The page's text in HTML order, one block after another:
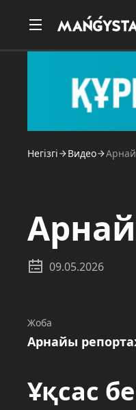
Негізгі Видео
09.05.2026
Жоба
Арнайы
Ұқсас